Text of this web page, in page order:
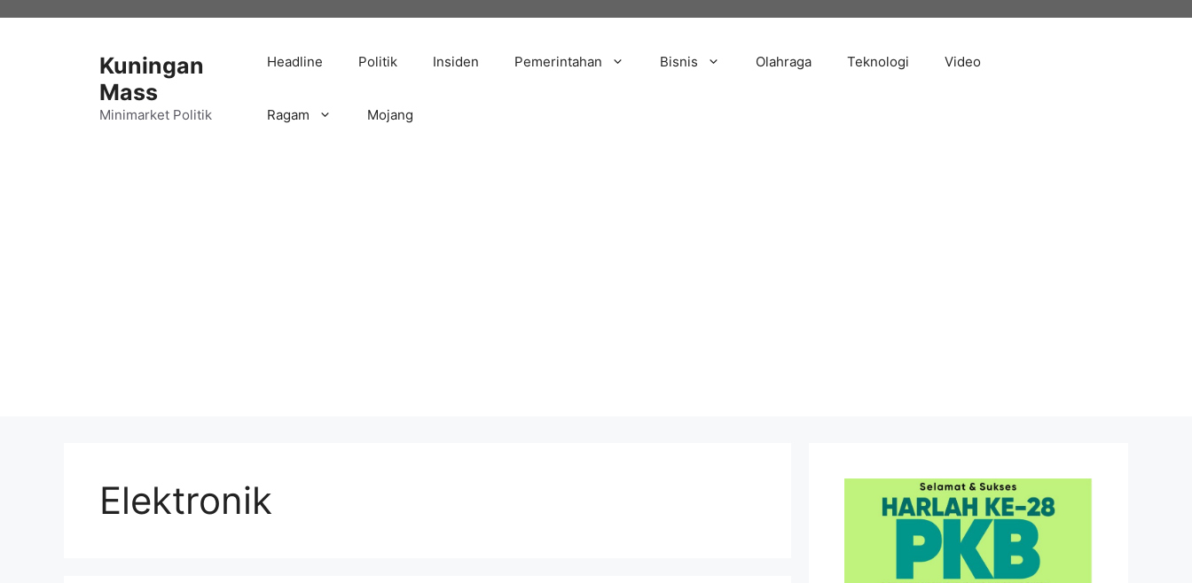
Kuningan
Mass
Minimarket Politik
Headline Politik Insiden Pemerintahan Bisnis Olahraga Teknologi Video
Ragam Mojang
Elektronik